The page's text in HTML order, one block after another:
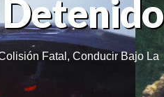
Fatal , Conducir Bajo La